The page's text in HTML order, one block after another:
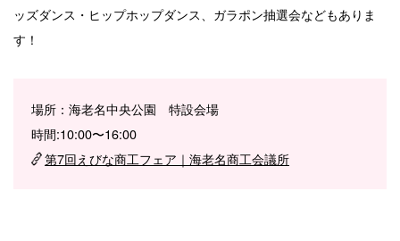
ッズダンス・ヒップホップダンス、ガラポン抽選会などもありま
す！
場所：海老名中央公園 特設会場
時間:10:00〜16:00
第7回えびな商工フェア｜海老名商工会議所